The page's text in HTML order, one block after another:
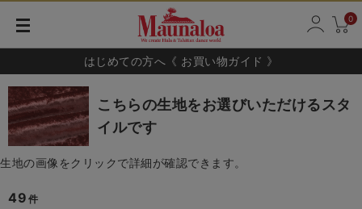
0
はじめての方へ《 お買い物ガイド 》
こちらの生地をお選びいただけるスタ
イルです
生地の画像をクリックで詳細が確認できます。
49 件